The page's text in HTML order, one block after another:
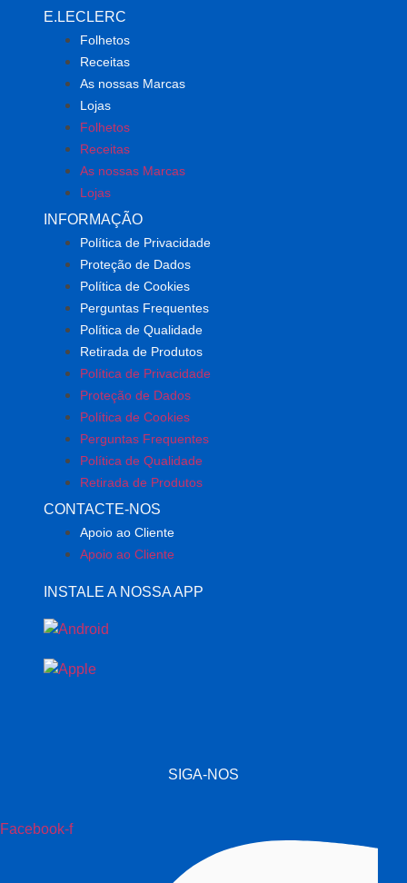
E.LECLERC
Folhetos
Receitas
As nossas Marcas
Lojas
Folhetos
Receitas
As nossas Marcas
Lojas
INFORMAÇÃO
Política de Privacidade
Proteção de Dados
Política de Cookies
Perguntas Frequentes
Política de Qualidade
Retirada de Produtos
Política de Privacidade
Proteção de Dados
Política de Cookies
Perguntas Frequentes
Política de Qualidade
Retirada de Produtos
CONTACTE-NOS
Apoio ao Cliente
Apoio ao Cliente
INSTALE A NOSSA APP
SIGA-NOS
Facebook-f